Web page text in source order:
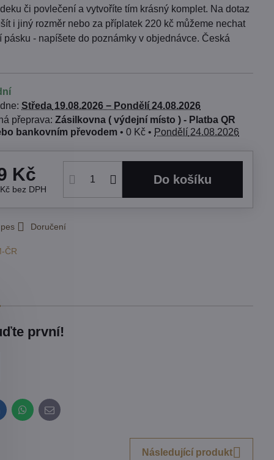
či povlečení a vytvoříte tím krásný komplet. Na dotaz
i jiný rozměr nebo za příplatek 220 kč můžeme nechat
pásku - napíšete do poznámky v objednávce. Česká
dne:Středa 19.08.2026 − Pondělí 24.08.2026
Zásilkovna ( výdejní místo ) - Platba QR
bankovním převodem •0 Kč • Pondělí 24.08.2026
Kč
bez DPH
Do košíku
Doručení
ČR
první!
WhatsApp
E-
mail
Následující produkt